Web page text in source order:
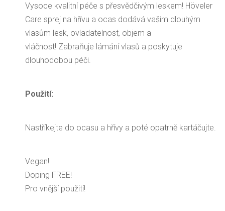
Vysoce kvalitní péče s přesvědčivým leskem! Höveler
Care sprej na hřívu a ocas dodává vašim dlouhým
vlasům lesk, ovladatelnost, objem a
vláčnost! Zabraňuje lámání vlasů a poskytuje
dlouhodobou péči.
Použití:
Nastříkejte do ocasu a hřívy a poté opatrně kartáčujte.
Vegan!
Doping FREE!
Pro vnější použití!